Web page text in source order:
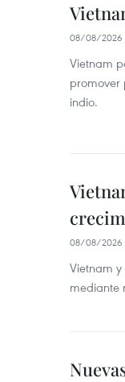
08/08/2026
Vietnam
promover
indio.
08/08/2026
Vietnam
mediante